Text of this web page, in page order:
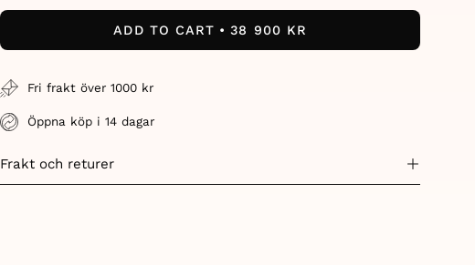
Quantity Quantity
ADD TO CART 38 900 KR
Fri frakt över 1000 kr
Öppna köp i 14 dagar
Frakt och returer